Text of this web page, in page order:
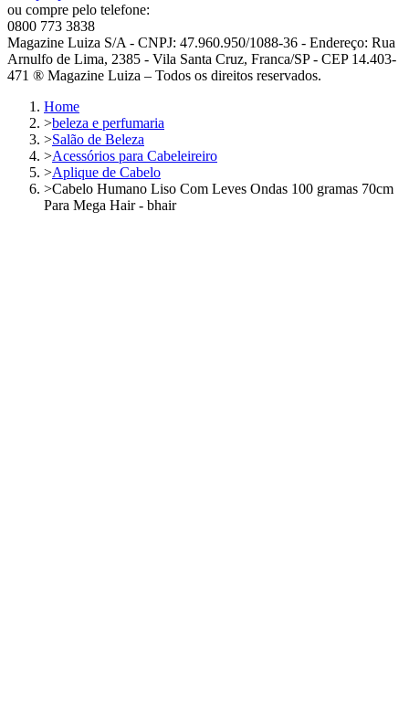
ou compre pelo telefone:
0800 773 3838
Magazine Luiza S/A - CNPJ: 47.960.950/1088-36 - Endereço: Rua
Arnulfo de Lima, 2385 - Vila Santa Cruz, Franca/SP - CEP 14.403-
471 ® Magazine Luiza – Todos os direitos reservados.
Home
>beleza e perfumaria
>Salão de Beleza
>Acessórios para Cabeleireiro
>Aplique de Cabelo
>Cabelo Humano Liso Com Leves Ondas 100 gramas 70cm
Para Mega Hair - bhair